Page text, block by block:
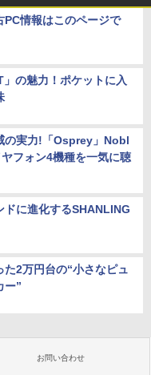
情報はこのページで
の魅力！ポケットに入
の実力!「Osprey」Nobl
フォン4機種を一気に聴
ドに進化するSHANLING
2万円台の“小さなピュ
ー”
お問い合わせ